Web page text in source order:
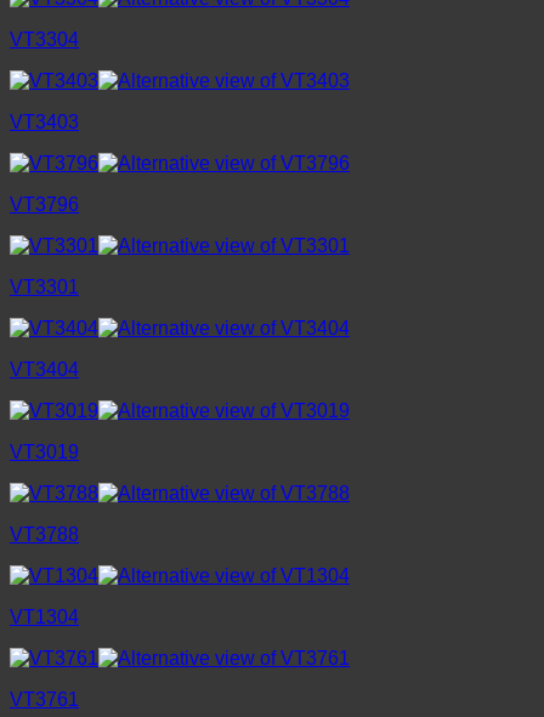
VT3304
VT3403
VT3796
VT3301
VT3404
VT3019
VT3788
VT1304
VT3761